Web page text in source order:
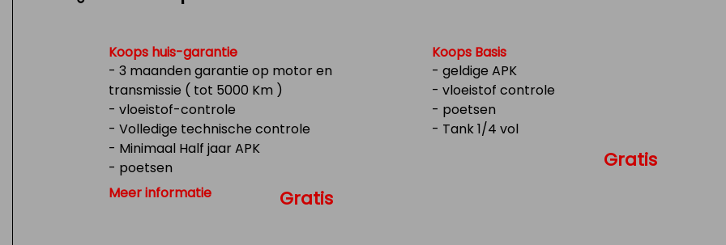
Koops huis-garantie
- 3 maanden garantie op motor en
transmissie ( tot 5000 Km )
- vloeistof-controle
- Volledige technische controle
- Minimaal Half jaar APK
- poetsen
- Tank 1/4 vol
Meer informatie Gratis
Koops Basis
- geldige APK
- vloeistof controle
- poetsen
- Tank 1/4 vol
Gratis